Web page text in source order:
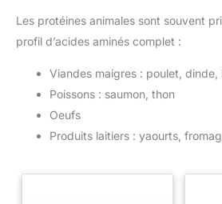
Les protéines animales sont souvent
profil d’acides aminés complet :
Viandes maigres : poulet,
Poissons : saumon, thon
Oeufs
Produits laitiers : yaourts,